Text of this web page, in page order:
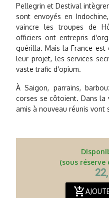
Pellegrin et Destival
sont envoyés en
vaincre les troupes de
officiers ont entrepris
guérilla. Mais la France est
leur projet, les services
vaste trafic d'opium.
À Saigon, parrains,
corses se côtoient. Dans la
amis à nouveau réunis vont
(sous
add_shopping_cart